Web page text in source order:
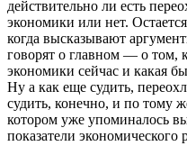
действительно ли есть
экономики или нет.
когда высказывают
говорят о главном — о том,
экономики сейчас и какая
Ну а как еще судить,
судить, конечно, и по тому
котором уже упоминалось
показатели экономического